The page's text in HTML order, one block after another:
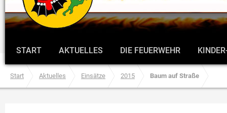
START AKTUELLES DIE FEUERWEHR
Start Aktuelles Einsätze 2015 Baum auf Straße